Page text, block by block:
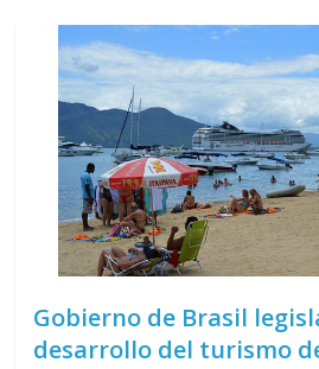
Gobierno de Brasil
desarrollo del turismo